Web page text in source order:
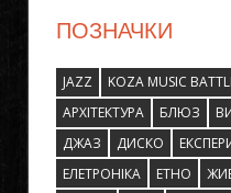
ПОЗНАЧКИ
JAZZ KOZA MUSIC
АРХІТЕКТУРА
БЛЮЗ
ДЖАЗ
ДИСКО
ЕЛЕТРОНІКА
ЕТНО